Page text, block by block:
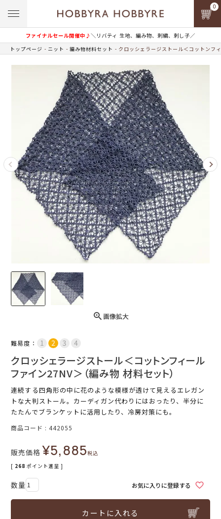
ファイナルセール開催中♪＼リバティ 生地、編み物、刺繍、刺し子／
0
トップページ ニット 編み物材料セット クロッシェラージストール＜コットンフ
画像拡大
難易度：
クロッシェラージストール＜コットンフィール
ファイン27NV＞（編み物 材料セット）
連続する四角形の中に花のような模様が透けて見えるエレガン
トな大判ストール。カーディガン代わりにはおったり、半分に
たたんでブランケットに活用したり、冷房対策にも。
商品コード 442055
販売価格 ¥5,885税込
[ 268 ポイント進呈 ]
お気に入りに登録する
カートに入れる